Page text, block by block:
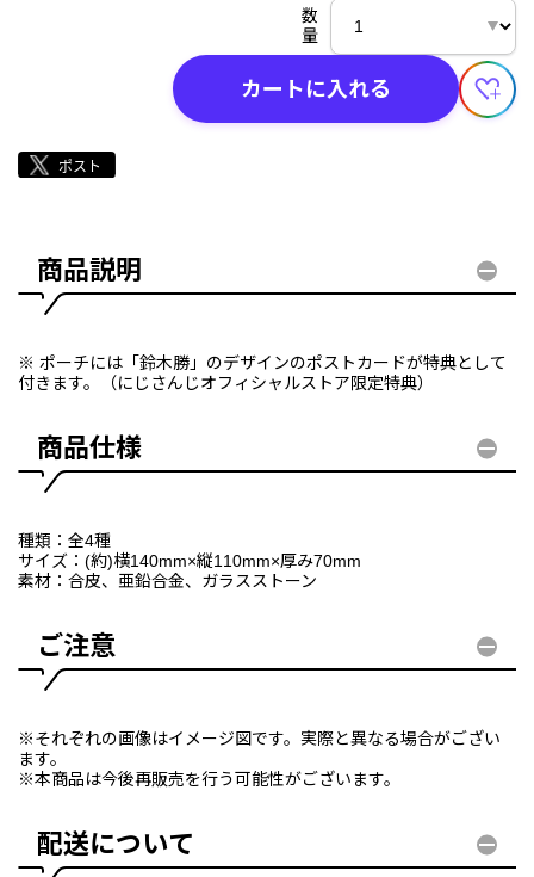
数
量
カートに入れる
商品説明
※ ポーチには「鈴木勝」のデザインのポストカードが特典として
付きます。（にじさんじオフィシャルストア限定特典）
商品仕様
種類：全4種
サイズ：(約)横140mm×縦110mm×厚み70mm
素材：合皮、亜鉛合金、ガラスストーン
ご注意
※それぞれの画像はイメージ図です。実際と異なる場合がござい
ます。
※本商品は今後再販売を行う可能性がございます。
配送について